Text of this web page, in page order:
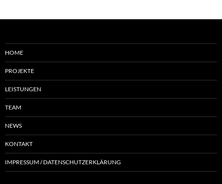
HOME
PROJEKTE
LEISTUNGEN
TEAM
NEWS
KONTAKT
IMPRESSUM / DATENSCHUTZERKLÄRUNG